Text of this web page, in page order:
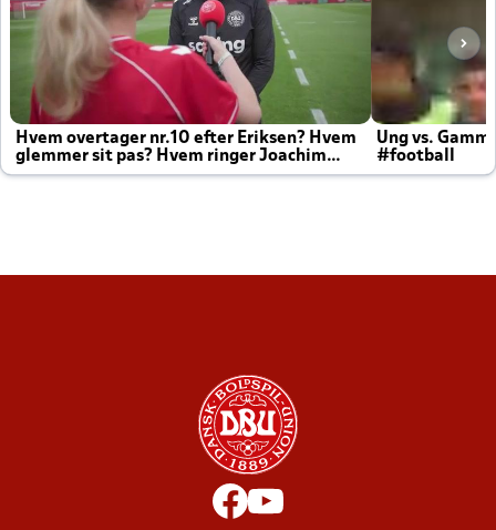
Hvem overtager nr.10 efter Eriksen? Hvem
glemmer sit pas? Hvem ringer Joachim
altid til efter kampe?
Ung vs.
#football